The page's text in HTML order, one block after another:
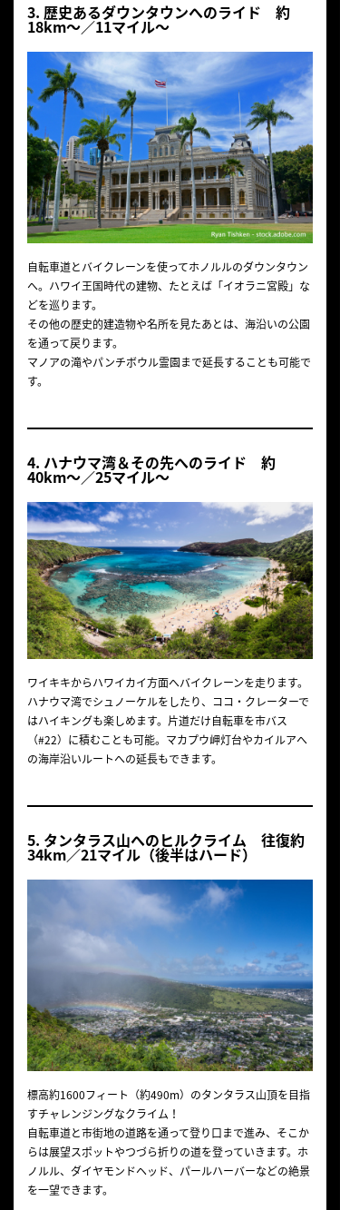
3. 歴史あるダウンタウンへのライド 約
18km～／11マイル～
自転車道とバイクレーンを使ってホノルルのダウンタウン
へ。ハワイ王国時代の建物、たとえば「イオラニ宮殿」な
どを巡ります。
その他の歴史的建造物や名所を見たあとは、海沿いの公園
を通って戻ります。
マノアの滝やパンチボウル霊園まで延長することも可能で
す。
4. ハナウマ湾＆その先へのライド 約
40km～／25マイル～
ワイキキからハワイカイ方面へバイクレーンを走ります。
ハナウマ湾でシュノーケルをしたり、ココ・クレーターで
はハイキングも楽しめます。片道だけ自転車を市バス
（#22）に積むことも可能。マカプウ岬灯台やカイルアへ
の海岸沿いルートへの延長もできます。
5. タンタラス山へのヒルクライム 往復約
34km／21マイル（後半はハード）
標高約1600フィート（約490m）のタンタラス山頂を目指
すチャレンジングなクライム！
自転車道と市街地の道路を通って登り口まで進み、そこか
らは展望スポットやつづら折りの道を登っていきます。ホ
ノルル、ダイヤモンドヘッド、パールハーバーなどの絶景
を一望できます。